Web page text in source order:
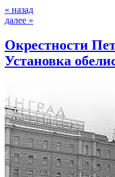
« назад
далее »
Окрестности
Установка